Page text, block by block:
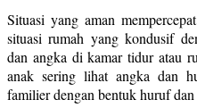
Situasi yang aman
situasi rumah yang kondusif
dan angka di kamar tidur atau
anak sering lihat angka dan
familier dengan bentuk huruf dan